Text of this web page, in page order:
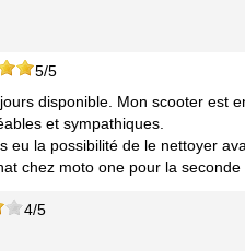
5/5
disponible. Mon scooter est
et sympathiques.
eu la possibilité de le nettoyer
chez moto one pour la seconde
4/5